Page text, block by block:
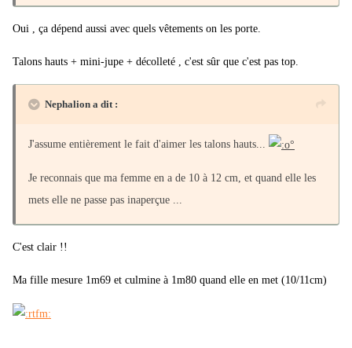
Oui , ça dépend aussi avec quels vêtements on les porte.
Talons hauts + mini-jupe + décolleté , c'est sûr que c'est pas top.
Nephalion a dit :
J'assume entièrement le fait d'aimer les talons hauts...
Je reconnais que ma femme en a de 10 à 12 cm, et quand elle les
mets elle ne passe pas inaperçue ...
C'est clair !!
Ma fille mesure 1m69 et culmine à 1m80 quand elle en met (10/11cm)